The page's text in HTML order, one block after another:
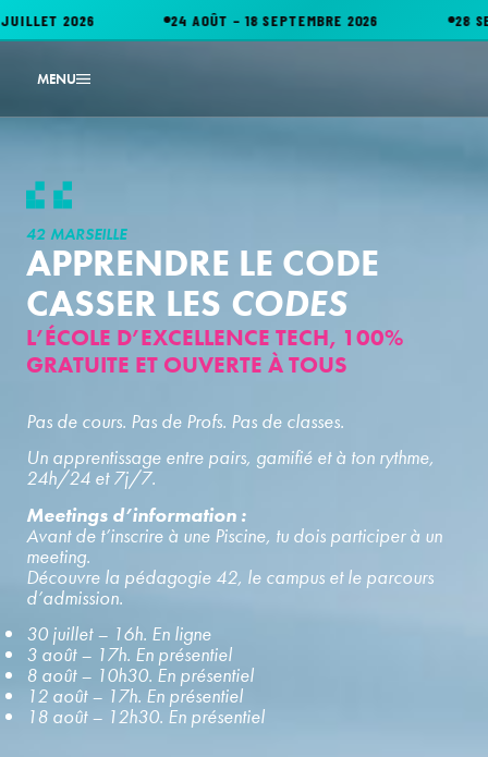
24 AOÛT – 18 SEPTEMBRE 2026 28 SEPTEMBRE – 23
MENU
42 MARSEILLE
APPRENDRE LE CODE
CASSER LES CODES
L’ÉCOLE D’EXCELLENCE TECH, 100%
GRATUITE ET OUVERTE À TOUS
Pas de cours. Pas de Profs. Pas de classes.
Un apprentissage entre pairs, gamifié et à ton rythme,
24h/24 et 7j/7.
Meetings d’information :
Avant de t’inscrire à une Piscine, tu dois participer à un
meeting.
Découvre la pédagogie 42, le campus et le parcours
d’admission.
30 juillet – 16h. En ligne
3 août – 17h. En présentiel
8 août – 10h30. En présentiel
12 août – 17h. En présentiel
18 août – 12h30. En présentiel